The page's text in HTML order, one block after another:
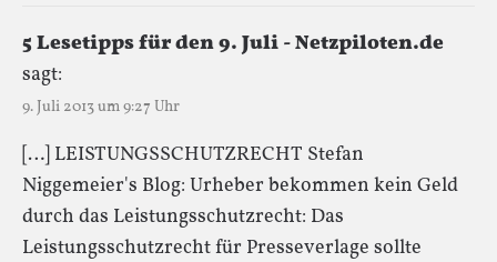
5 Lesetipps für den 9. Juli - Netzpiloten.de
sagt:
9. Juli 2013 um 9:27 Uhr
[…] LEISTUNGSSCHUTZRECHT Stefan
Niggemeier's Blog: Urheber bekommen kein Geld
durch das Leistungsschutzrecht: Das
Leistungsschutzrecht für Presseverlage sollte